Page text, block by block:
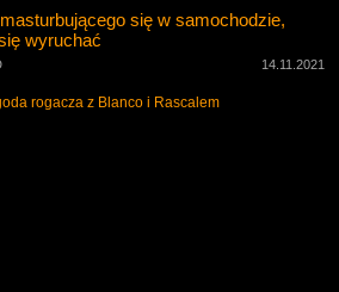
się w samochodzie,
wyruchać
14.11.2021